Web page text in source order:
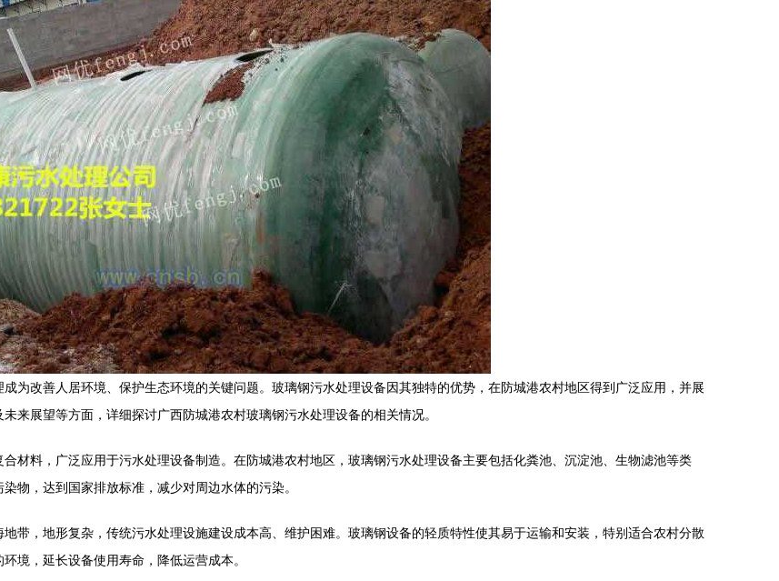
为改善人居环境、保护生态环境的关键问题。玻璃钢污水处理设备因其独特的优势，在防城港农村地区得到广泛应用，并展
来展望等方面，详细探讨广西防城港农村玻璃钢污水处理设备的相关情况。
材料，广泛应用于污水处理设备制造。在防城港农村地区，玻璃钢污水处理设备主要包括化粪池、沉淀池、生物滤池等类
物，达到国家排放标准，减少对周边水体的污染。
带，地形复杂，传统污水处理设施建设成本高、维护困难。玻璃钢设备的轻质特性使其易于运输和安装，特别适合农村分散
境，延长设备使用寿命，降低运营成本。